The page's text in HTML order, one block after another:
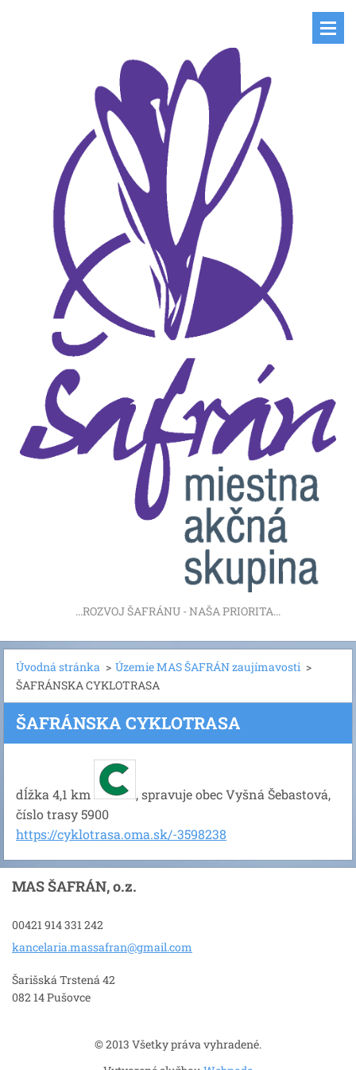
...ROZVOJ ŠAFRÁNU - NAŠA PRIORITA...
Úvodná stránka > Územie MAS ŠAFRÁN zaujímavosti >
ŠAFRÁNSKA CYKLOTRASA
ŠAFRÁNSKA CYKLOTRASA
dĺžka 4,1 km
, spravuje obec Vyšná Šebastová,
číslo trasy 5900
https://cyklotrasa.oma.sk/-3598238
MAS ŠAFRÁN, o.z.
00421 914 331 242
kancelaria.massafran@gmail.com
Šarišská Trstená 42
082 14 Pušovce
© 2013 Všetky práva vyhradené.